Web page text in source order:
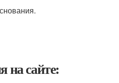
на сайте: